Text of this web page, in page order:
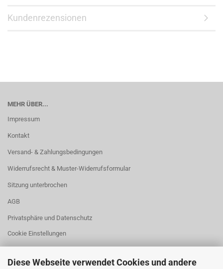
Diese Webseite verwendet Cookies und andere
Kundenrezensionen
MEHR ÜBER...
Impressum
Kontakt
Versand- & Zahlungsbedingungen
Widerrufsrecht & Muster-Widerrufsformular
Sitzung unterbrochen
AGB
Privatsphäre und Datenschutz
Cookie Einstellungen